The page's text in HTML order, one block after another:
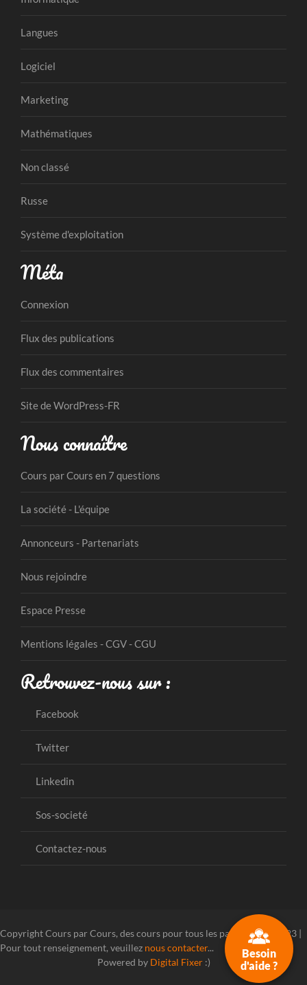
Langues
Logiciel
Marketing
Mathématiques
Non classé
Russe
Système d'exploitation
Méta
Connexion
Flux des publications
Flux des commentaires
Site de WordPress-FR
Nous connaître
Cours par Cours en 7 questions
La société - L'équipe
Annonceurs - Partenariats
Nous rejoindre
Espace Presse
Mentions légales - CGV - CGU
Retrouvez-nous sur :
Facebook
Twitter
Linkedin
Sos-societé
Contactez-nous
Besoin
d'aide ?
Copyright Cours par Cours, des cours pour tous les parcours ! © 2023 |
Pour tout renseignement, veuillez nous contacter...
Powered by Digital Fixer:)